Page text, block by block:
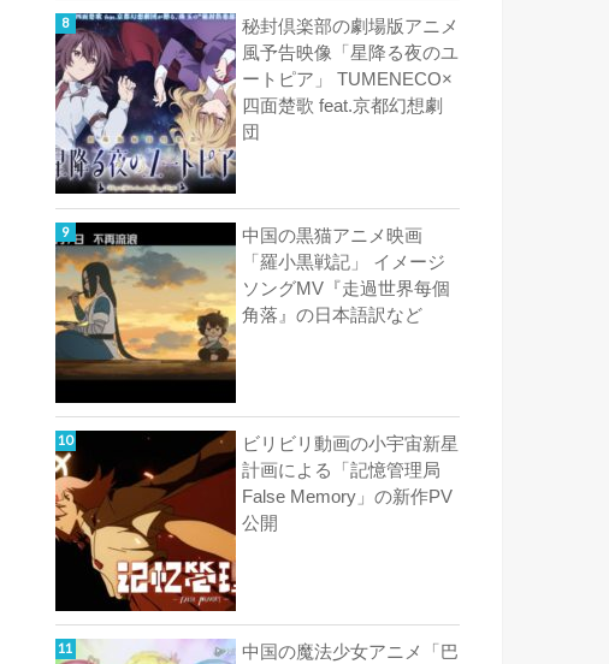
秘封倶楽部の劇場版アニメ
風予告映像「星降る夜のユ
ートピア」 TUMENECO×
四面楚歌 feat.京都幻想劇
団
中国の黒猫アニメ映画
「羅小黒戦記」 イメージ
ソングMV『走過世界每個
角落』の日本語訳など
ビリビリ動画の小宇宙新星
計画による「記憶管理局
False Memory」の新作PV
公開
中国の魔法少女アニメ「巴